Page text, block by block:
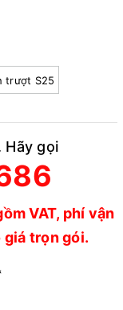
trượt S25
gọi
VAT, phí vận
giá trọn gói.